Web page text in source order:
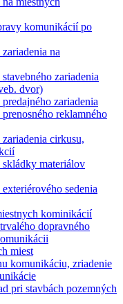
komunikácií po
na
zariadenia
dvor)
zariadenia
reklamného
cirkusu,
skládky materiálov
sedenia
kominikácií
dopravného
miest
komunikáciu, zriadenie
pri stavbách pozemných